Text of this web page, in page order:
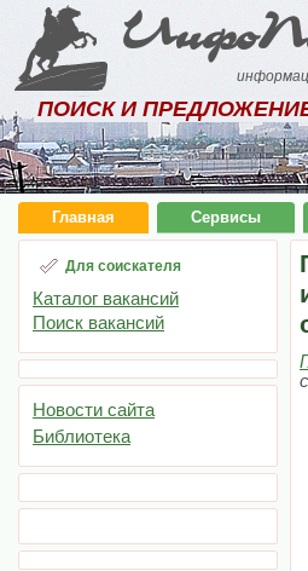
ПОИСК И
Главная Сервисы
Для соискателя
Каталог вакансий
Поиск вакансий
Новости сайта
Библиотека